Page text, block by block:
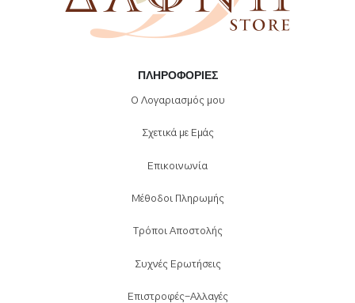
ΠΛΗΡΟΦΟΡΊΕΣ
Ο Λογαριασμός μου
Σχετικά με Εμάς
Επικοινωνία
Μέθοδοι Πληρωμής
Τρόποι Αποστολής
Συχνές Ερωτήσεις
Επιστροφές-Αλλαγές